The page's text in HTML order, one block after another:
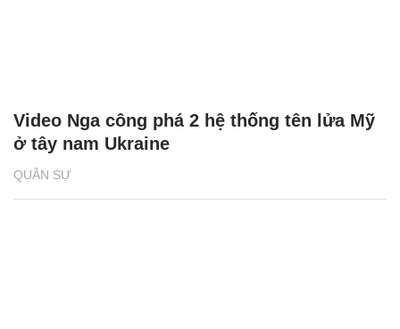
QUÂN SỰ
Video Nga công phá 2 hệ thống tên lửa Mỹ
ở tây nam Ukraine